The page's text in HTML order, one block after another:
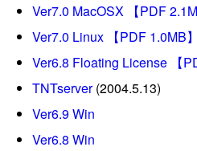
Ver7.0 MacOSX 【PDF
Ver7.0 Linux 【PDF 1.0MB】
Ver6.8 Floating License 【
TNTserver(2004.5.13)
Ver6.9 Win
Ver6.8 Win